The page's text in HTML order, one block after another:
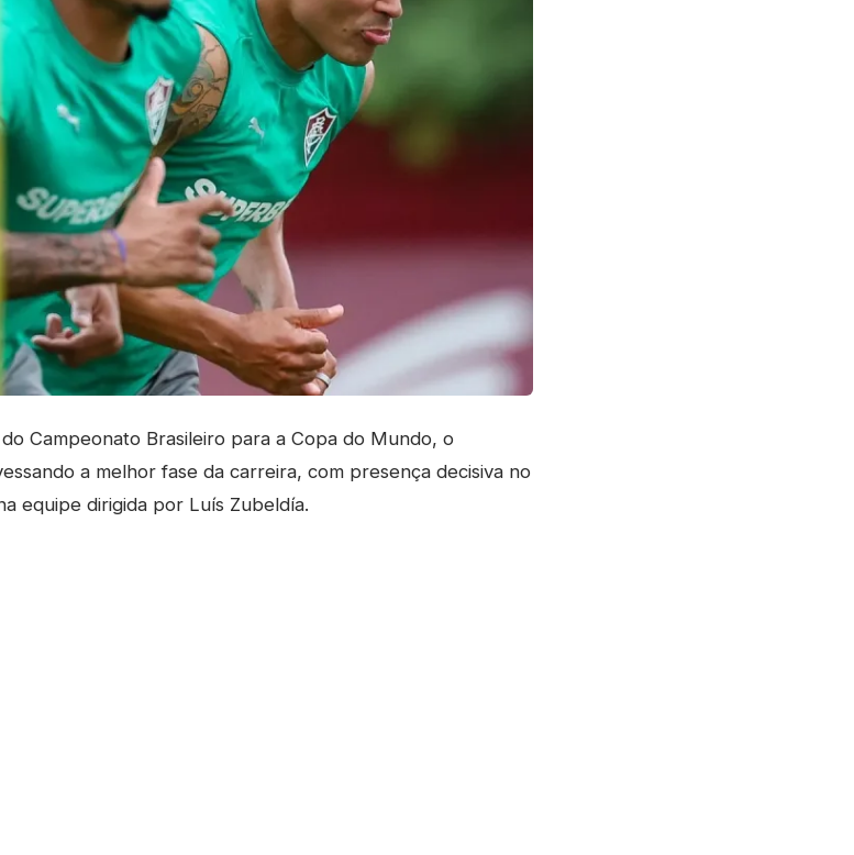
Campeonato Brasileiro para a Copa do Mundo, o
a melhor fase da carreira, com presença decisiva no
equipe dirigida por Luís Zubeldía.